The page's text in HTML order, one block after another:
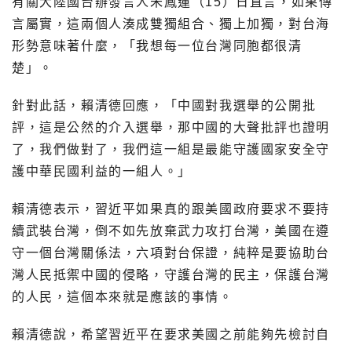
言屬實，這兩個人湊成雙獨組合、獨上加獨，對台海
形勢意味著什麼，「我想每一位台灣同胞都很清
楚」。
針對此話，賴清德回應，「中國對我選舉的公開批
評，這是公然的介入選舉，那中國的大聲批評也證明
了，我們做對了，我們這一組是最能守護國家安全守
護中華民國利益的一組人。」
賴清德表示，習近平如果真的跟美國政府要求不要持
續武裝台灣，倒不如先放棄武力攻打台灣，美國在遵
守一個台灣關係法，六項對台保證，純粹是要協助台
灣人民抵禦中國的侵略，守護台灣的民主，保護台灣
的人民，這個本來就是應該的事情。
賴清德說，希望習近平在要求美國之前能夠先檢討自